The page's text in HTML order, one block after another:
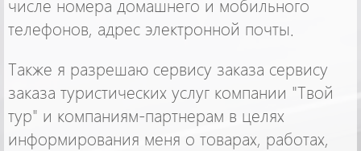
числе номера домашнего и мобильного
телефонов, адрес электронной почты.
Также я разрешаю сервису заказа сервису
заказа туристических услуг компании "Твой
тур" и компаниям-партнерам в целях
информирования меня о товарах, работах,